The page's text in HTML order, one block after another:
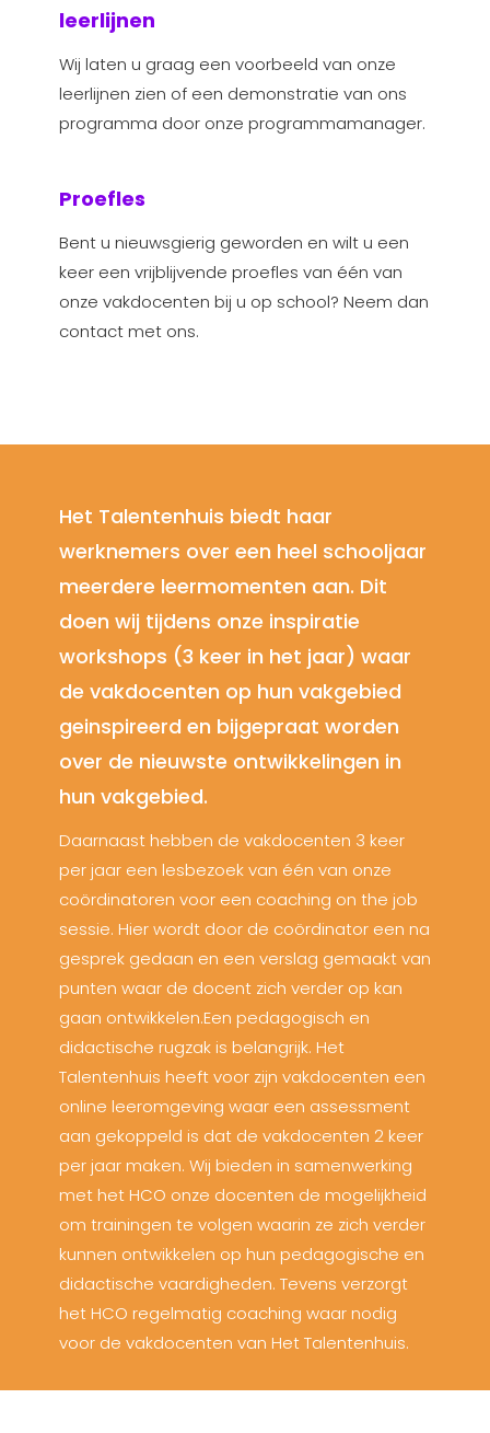
leerlijnen
Wij laten u graag een voorbeeld van onze
leerlijnen zien of een demonstratie van ons
programma door onze programmamanager.
Proefles
Bent u nieuwsgierig geworden en wilt u een
keer een vrijblijvende proefles van één van
onze vakdocenten bij u op school? Neem dan
contact met ons.
Het Talentenhuis biedt haar
werknemers over een heel schooljaar
meerdere leermomenten aan. Dit
doen wij tijdens onze inspiratie
workshops (3 keer in het jaar) waar
de vakdocenten op hun vakgebied
geinspireerd en bijgepraat worden
over de nieuwste ontwikkelingen in
hun vakgebied.
Daarnaast hebben de vakdocenten 3 keer
per jaar een lesbezoek van één van onze
coördinatoren voor een coaching on the job
sessie. Hier wordt door de coördinator een na
gesprek gedaan en een verslag gemaakt van
punten waar de docent zich verder op kan
gaan ontwikkelen.Een pedagogisch en
didactische rugzak is belangrijk. Het
Talentenhuis heeft voor zijn vakdocenten een
online leeromgeving waar een assessment
aan gekoppeld is dat de vakdocenten 2 keer
per jaar maken. Wij bieden in samenwerking
met het HCO onze docenten de mogelijkheid
om trainingen te volgen waarin ze zich verder
kunnen ontwikkelen op hun pedagogische en
didactische vaardigheden. Tevens verzorgt
het HCO regelmatig coaching waar nodig
voor de vakdocenten van Het Talentenhuis.